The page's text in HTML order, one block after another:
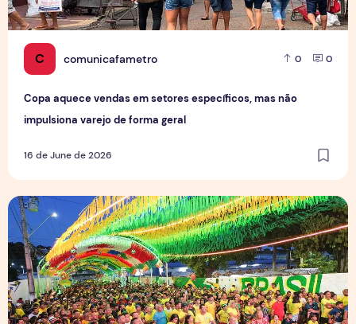
C comunicafametro 0 0
Copa aquece vendas em setores específicos, mas não
impulsiona varejo de forma geral
16 de June de 2026
Tradição das Ruas da Copa mobiliza moradores e